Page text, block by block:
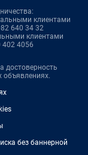
клиентами
640 34 32
клиентами
402 4056
достоверность
без баннерной